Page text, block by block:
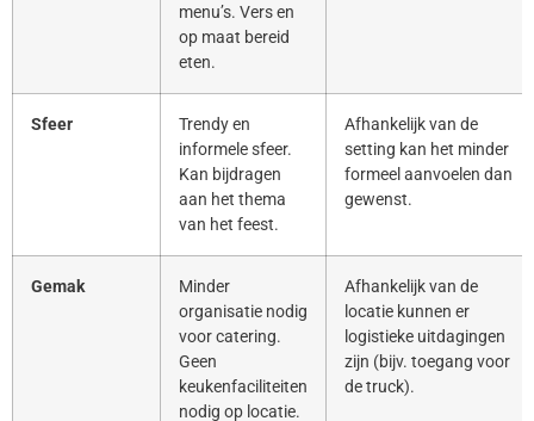
menu’s. Vers en
op maat bereid
eten.
Sfeer
Trendy en
informele sfeer.
Kan bijdragen
aan het thema
van het feest.
Afhankelijk van de
setting kan het minder
formeel aanvoelen dan
gewenst.
Gemak
Minder
organisatie nodig
voor catering.
Geen
keukenfaciliteiten
nodig op locatie.
Afhankelijk van de
locatie kunnen er
logistieke uitdagingen
zijn (bijv. toegang voor
de truck).